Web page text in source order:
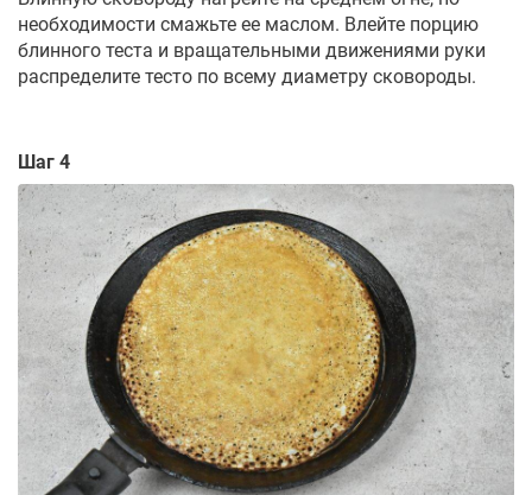
необходимости смажьте ее маслом. Влейте порцию
блинного теста и вращательными движениями руки
распределите тесто по всему диаметру сковороды.
Шаг 4